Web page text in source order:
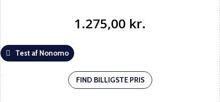
1.275,00 kr.
Test af Nonomo
FIND BILLIGSTE PRIS